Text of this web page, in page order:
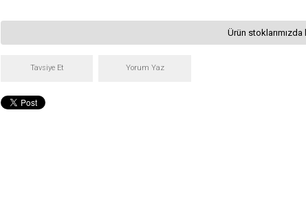
Ürün stoklarımızda
Tavsiye Et Yorum Yaz